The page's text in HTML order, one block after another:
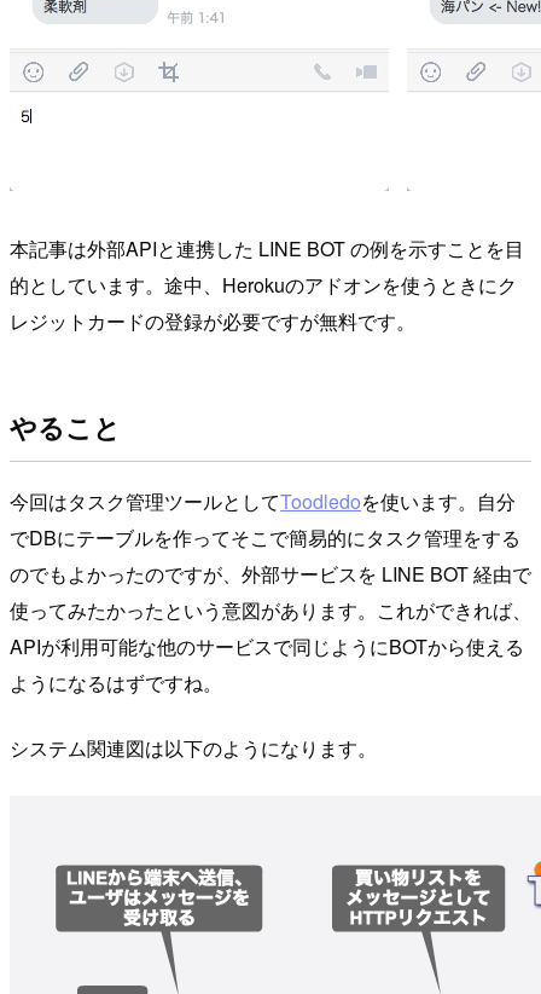
本記事は外部APIと連携した LINE BOT の例を示すことを目
的としています。途中、Herokuのアドオンを使うときにク
レジットカードの登録が必要ですが無料です。
やること
今回はタスク管理ツールとしてToodledoを使います。自分
でDBにテーブルを作ってそこで簡易的にタスク管理をする
のでもよかったのですが、外部サービスを LINE BOT 経由で
使ってみたかったという意図があります。これができれば、
APIが利用可能な他のサービスで同じようにBOTから使える
ようになるはずですね。
システム関連図は以下のようになります。